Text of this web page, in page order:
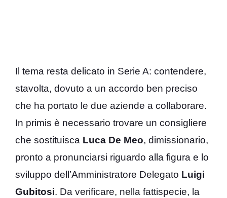
Il tema resta delicato in Serie A: contendere,
stavolta, dovuto a un accordo ben preciso
che ha portato le due aziende a collaborare.
In primis è necessario trovare un consigliere
che sostituisca Luca De Meo, dimissionario,
pronto a pronunciarsi riguardo alla figura e lo
sviluppo dell’Amministratore Delegato Luigi
Gubitosi. Da verificare, nella fattispecie, la